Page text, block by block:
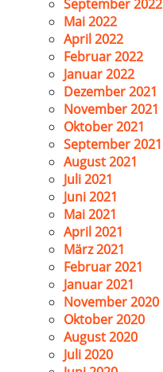
September 2022
Mai 2022
April 2022
Februar 2022
Januar 2022
Dezember 2021
November 2021
Oktober 2021
September 2021
August 2021
Juli 2021
Juni 2021
Mai 2021
April 2021
März 2021
Februar 2021
Januar 2021
November 2020
Oktober 2020
August 2020
Juli 2020